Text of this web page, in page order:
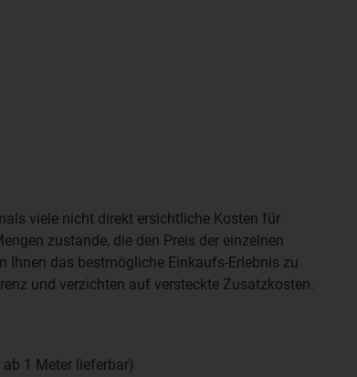
viele nicht direkt ersichtliche Kosten für
zustande, die den Preis der einzelnen
Ihnen das bestmögliche Einkaufs-Erlebnis zu
und verzichten auf versteckte Zusatzkosten.
1 Meter lieferbar)